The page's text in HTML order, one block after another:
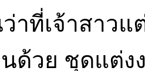
าที่เจ้าสาว
ด้วย ชุดแต่ง